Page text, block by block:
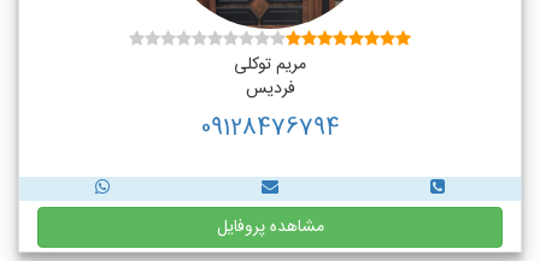
مریم توکلی
فردیس
09128476794
مشاهده پروفایل